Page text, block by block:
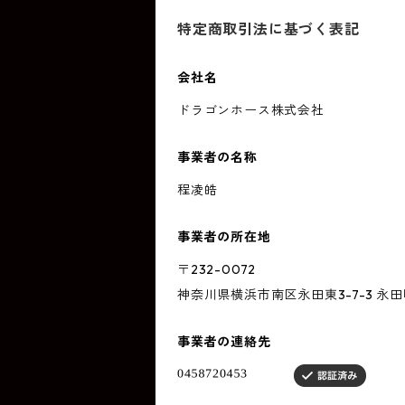
特定商取引法に基づく表記
会社名
ドラゴンホース株式会社
事業者の名称
程凌皓
事業者の所在地
〒232-0072
神奈川県横浜市南区永田東3-7-3 永
事業者の連絡先